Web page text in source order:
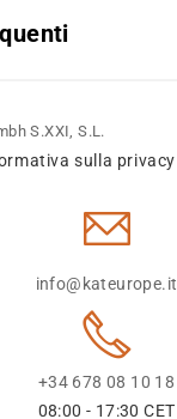
S.XXI, S.L.
sulla privacy
info@kateurope.it
+34 678 08 10 18
08:00 - 17:30 CET